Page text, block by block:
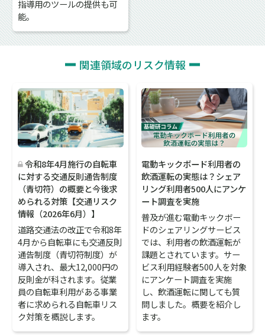
指導用のツールの提供も可
能。
関連領域のリスク情報
令和8年4月施行の自転車
に対する交通反則通告制度
（青切符）の概要と今後求
められる対策【交通リスク
情報（2026年6月）】
道路交通法の改正で令和8年
4月から自転車にも交通反則
通告制度（青切符制度）が
導入され、最大12,000円の
反則金が科されます。従業
員の自転車利用がある事業
者に求められる自転車リス
ク対策を概説します。
電動キックボード利用者の
飲酒運転の実態は？シェア
リング利用者500人にアンケ
ート調査を実施
普及が進む電動キックボー
ドのシェアリングサービス
では、利用者の飲酒運転が
課題とされています。サー
ビス利用経験者500人を対象
にアンケート調査を実施
し、飲酒運転に関しても質
問しました。概要を紹介し
ます。